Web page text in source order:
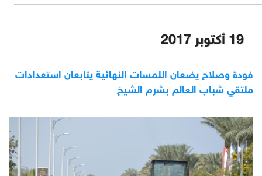
19 أكتوبر 2017
فودة وصلاح يضعان اللمسات النهائية يتابعان استعدادات
ملتقي شباب العالم بشرم الشيخ